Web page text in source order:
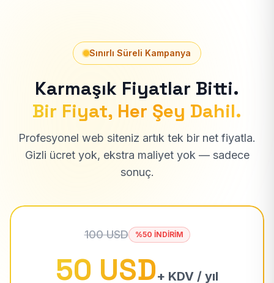
Sınırlı Süreli Kampanya
Karmaşık Fiyatlar Bitti.
Bir Fiyat, Her Şey Dahil.
Profesyonel web siteniz artık tek bir net fiyatla.
Gizli ücret yok, ekstra maliyet yok — sadece
sonuç.
100 USD %50 İNDİRİM
50 USD+ KDV / yıl